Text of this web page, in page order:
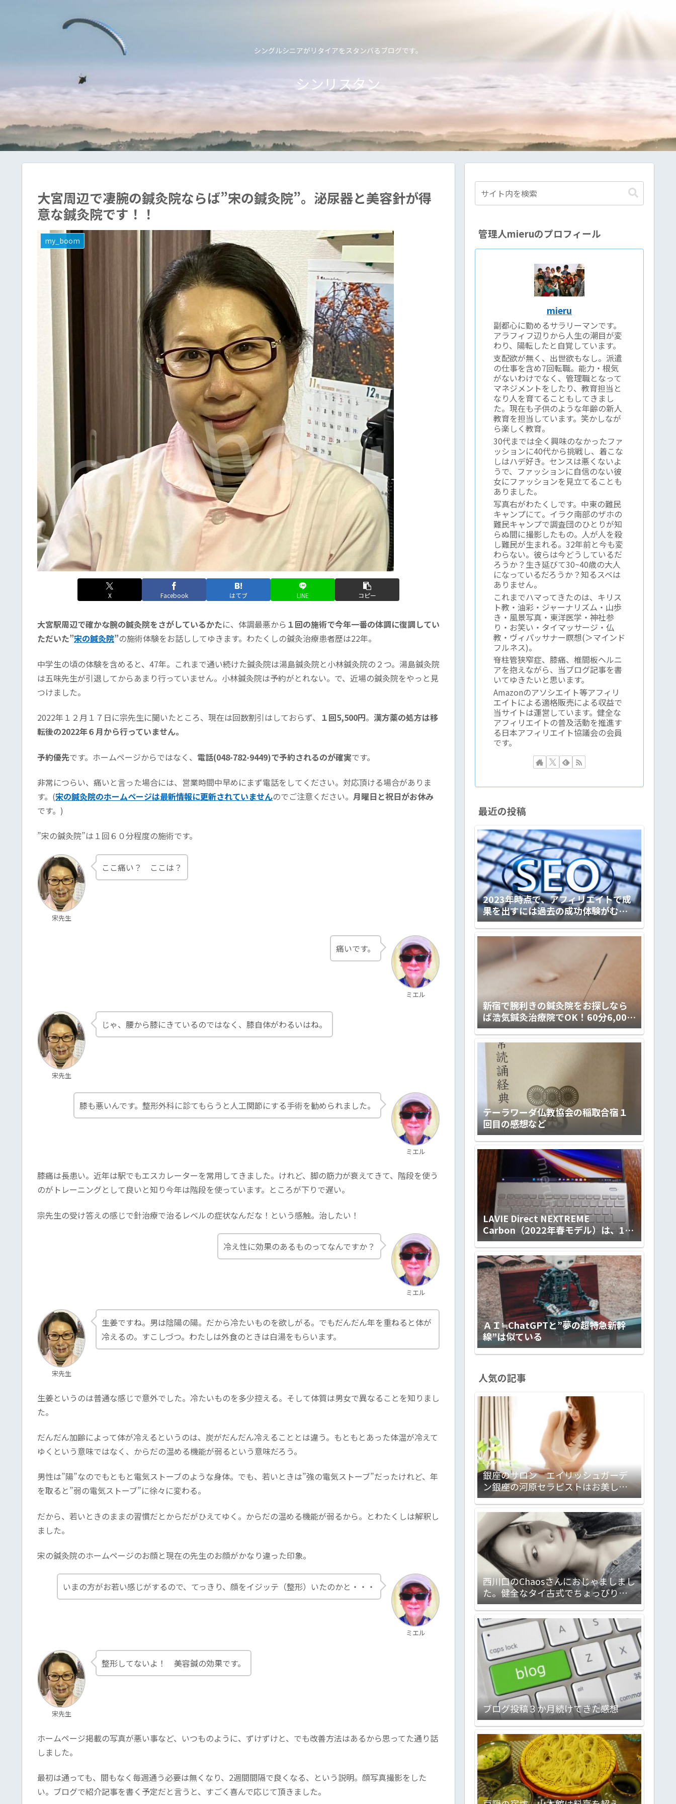
シングルシニアがリタイアをスタンバるブログです。
シンリスタン
大宮周辺で凄腕の鍼灸院ならば”宋の鍼灸院”。泌尿器と美容針が得
意な鍼灸院です！！
my_boom
X Facebook はてブ LINE コピー
大宮駅周辺で確かな腕の鍼灸院をさがしているかたに、体調最悪から １回の施術で今年一番の体調に復調してい
ただいた”宋の鍼灸院”の施術体験をお話ししてゆきます。わたくしの鍼灸治療患者歴は22年。
中学生の頃の体験を含めると、47年。これまで通い続けた鍼灸院は湯島鍼灸院と小林鍼灸院の２つ。湯島鍼灸院
は五味先生が引退してからあまり行っていません。小林鍼灸院は予約がとれない。で、近場の鍼灸院をやっと見
つけました。
2022年１２月１７日に宗先生に聞いたところ、現在は回数割引はしておらず、 １回5,500円。 漢方薬の処方は移
転後の2022年６月から行っていません。
予約優先です。ホームページからではなく、 電話(048-782-9449)で予約されるのが確実です。
非常につらい、痛いと言った場合には、営業時間中早めにまず電話をしてください。対応頂ける場合がありま
す。(宋の鍼灸院のホームページは最新情報に更新されていませんのでご注意ください。 月曜日と祝日がお休み
です。)
”宋の鍼灸院”は１回６０分程度の施術です。
宋先生
ここ痛い？ ここは？
ミエル
痛いです。
宋先生
じゃ、腰から膝にきているのではなく、膝自体がわるいはね。
ミエル
膝も悪いんです。整形外科に診てもらうと人工関節にする手術を勧められました。
膝痛は長患い。近年は駅でもエスカレーターを常用してきました。けれど、脚の筋力が衰えてきて、階段を使う
のがトレーニングとして良いと知り今年は階段を使っています。ところが下りで遅い。
宗先生の受け答えの感じで針治療で治るレベルの症状なんだな！という感触。治したい！
ミエル
冷え性に効果のあるものってなんですか？
宋先生
生姜ですね。男は陰陽の陽。だから冷たいものを欲しがる。でもだんだん年を重ねると体が
冷えるの。すこしづつ。わたしは外食のときは白湯をもらいます。
生姜というのは普通な感じで意外でした。冷たいものを多少控える。そして体質は男女で異なることを知りまし
た。
だんだん加齢によって体が冷えるというのは、炭がだんだん冷えることとは違う。もともとあった体温が冷えて
ゆくという意味ではなく、からだの温める機能が弱るという意味だろう。
男性は”陽”なのでもともと電気ストーブのような身体。でも、若いときは”強の電気ストーブ”だったけれど、年
を取ると”弱の電気ストーブ”に徐々に変わる。
だから、若いときのままの習慣だとからだがひえてゆく。からだの温める機能が弱るから。とわたくしは解釈し
ました。
宋の鍼灸院のホームページのお顔と現在の先生のお顔がかなり違った印象。
ミエル
いまの方がお若い感じがするので、てっきり、顔をイジッテ（整形）いたのかと・・・
宋先生
整形してないよ！ 美容鍼の効果です。
ホームページ掲載の写真が悪い事など、いつものように、ずけずけと、でも改善方法はあるから思ってた通り話
しました。
最初は通っても、間もなく毎週通う必要は無くなり、2週間間隔で良くなる、という説明。顔写真撮影をした
い。ブログで紹介記事を書く予定だと言うと、すごく喜んで応じて頂きました。
管理人mieruのプロフィール
mieru
副都心に勤めるサラリーマンです。
アラフィフ辺りから人生の潮目が変
わり、陽転したと自覚しています。
支配欲が無く、出世欲もなし。派遣
の仕事を含め7回転職。能力・根気
がないわけでなく、管理職となって
マネジメントをしたり、教育担当と
なり人を育てることもしてきまし
た。現在も子供のような年齢の新人
教育を担当しています。笑かしなが
ら楽しく教育。
30代までは全く興味のなかったファ
ッションに40代から挑戦し、着こな
しはハデ好き。センスは悪くないよ
うで、ファッションに自信のない彼
女にファッションを見立てることも
ありました。
写真右がわたくしです。中東の難民
キャンプにて。イラク南部のザホの
難民キャンプで調査団のひとりが知
らぬ間に撮影したもの。人が人を殺
し難民が生まれる。32年前と今も変
わらない。彼らは今どうしているだ
ろうか？生き延びて30~40歳の大人
になっているだろうか？知るスベは
ありません。
これまでハマってきたのは、キリス
ト教・油彩・ジャーナリズム・山歩
き・風景写真・東洋医学・神社参
り・お笑い・タイマッサージ・仏
教・ヴィパッサナー瞑想(＞マインド
フルネス)。
脊柱管狭窄症、膝痛、椎間板ヘルニ
アを抱えながら、当ブログ記事を書
いてゆきたいと思います。
Amazonのアソシエイト等アフィリ
エイトによる適格販売による収益で
当サイトは運営しています。健全な
アフィリエイトの普及活動を推進す
る日本アフィリエイト協議会の会員
です。
最近の投稿
2023年時点で、アフィリエイトで成
果を出すには過去の成功体験がむし
ろ邪魔くさくなる件
新宿で腕利きの鍼灸院をお探しなら
ば浩気鍼灸治療院でOK！60分6,000
円の予約制。
テーラワーダ仏教協会の稲取合宿１
回目の感想など
LAVIE Direct NEXTREME
Carbon（2022年春モデル）は、14ｲ
ﾝﾁの使い勝手の良さとLED IPS液晶
（ノングレア）画面の標準を超えた
見やすさ、滑らかなキータッチとfine
textureなデザイン。ハイクラスで上
質な極軽モバイルノートです！
【PR】
ＡＩ≒ChatGPTと”夢の超特急新幹
線”は似ている
人気の記事
銀座のサロン エイリッシュガーデ
ン銀座の河原セラピストはお美しく
妖艶でしゃれっ気たっぷり。大満足
のサロンでした！ 心理カウンセラ
ー＋セラピストって凄いんで
す！！ 【PR】
西川口のChaosさんにおじゃましまし
た。健全なタイ古式でちょっぴりメ
ンエスな感じのお店です。会話対応力
バツグン。気分転換に最高ですヨ！
ブログ投稿３か月続けてきた感想